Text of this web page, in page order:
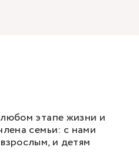
этапе жизни и
семьи: с нами
и детям